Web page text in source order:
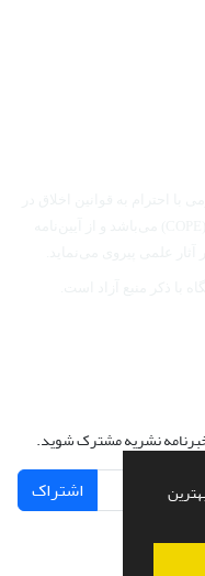
خبرنامه نشریه مشترک شوید.
اشتراک